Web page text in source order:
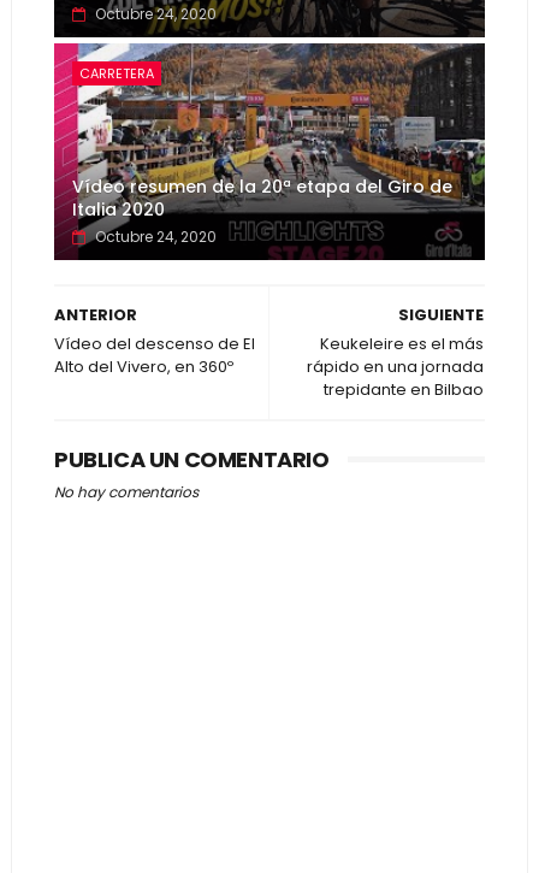
Octubre 24, 2020
CARRETERA
Vídeo resumen de la 20ª etapa del Giro de
Italia 2020
Octubre 24, 2020
SIGUIENTE
Keukeleire es el más
rápido en una jornada
trepidante en Bilbao
ANTERIOR
Vídeo del descenso de El
Alto del Vivero, en 360º
PUBLICA UN COMENTARIO
No hay comentarios